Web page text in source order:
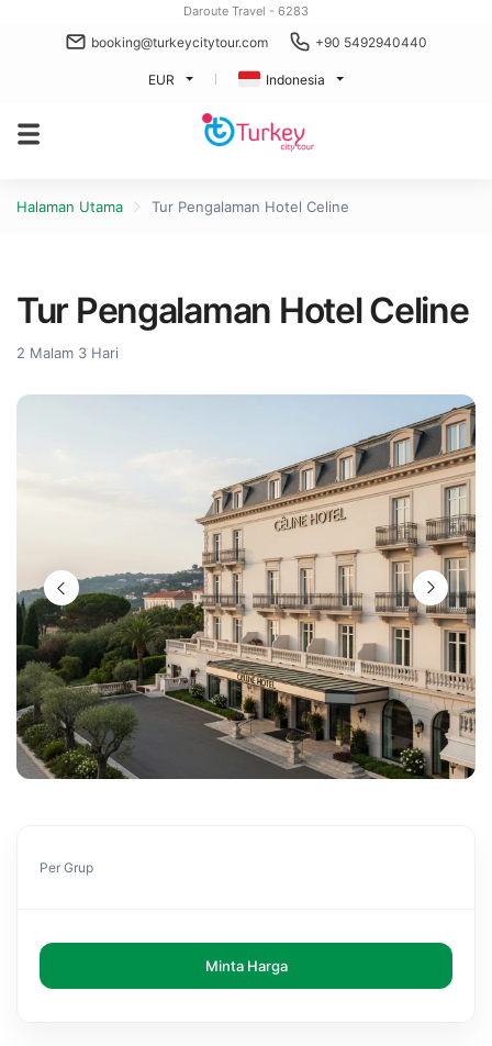
Daroute Travel - 6283
booking@turkeycitytour.com +90 5492940440
EUR Indonesia
Halaman Utama Tur Pengalaman Hotel Celine
Tur Pengalaman Hotel Celine
2 Malam 3 Hari
Per Grup
Minta Harga